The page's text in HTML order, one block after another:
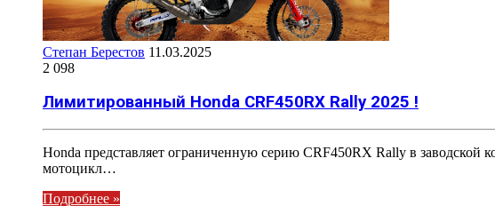
Степан Берестов 11.03.2025
2 098
Лимитированный Honda CRF450RX Rally 2025 !
Honda представляет ограниченную серию CRF450RX Rally в
мотоцикл…
Подробнее »